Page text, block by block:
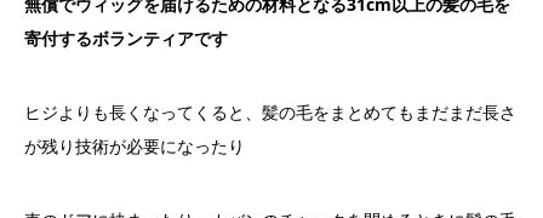
無償でウィッグを届けるための材料となる31cm以上の髪の毛を
寄付するボランティアです
ヒジよりも長くなってくると、髪の毛をまとめてもまだまだ長さ
が残り技術が必要になったり